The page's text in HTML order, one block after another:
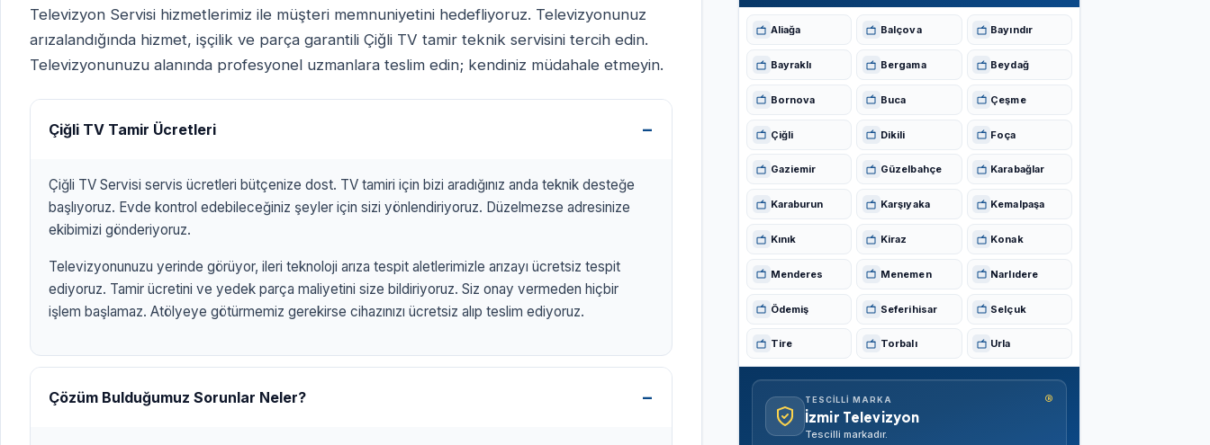
ANASAYFA/BÖLGELERİMİZ/ ÇİĞLİ TV SERVİSİ
ÇİĞLİ TV
SERVİSİ
Televizyon Servisi hizmetlerimiz ile müşteri memnuniyetini hedefliyoruz. Televizyonunuz
arızalandığında hizmet, işçilik ve parça garantili Çiğli TV tamir teknik servisini tercih edin.
Televizyonunuzu alanında profesyonel uzmanlara teslim edin; kendiniz müdahale etmeyin.
Çiğli TV Tamir Ücretleri
Çiğli TV Servisi servis ücretleri bütçenize dost. TV tamiri için bizi aradığınız anda teknik desteğe
başlıyoruz. Evde kontrol edebileceğiniz şeyler için sizi yönlendiriyoruz. Düzelmezse adresinize
ekibimizi gönderiyoruz.
Televizyonunuzu yerinde görüyor, ileri teknoloji arıza tespit aletlerimizle arızayı ücretsiz tespit
ediyoruz. Tamir ücretini ve yedek parça maliyetini size bildiriyoruz. Siz onay vermeden hiçbir
işlem başlamaz. Atölyeye götürmemiz gerekirse cihazınızı ücretsiz alıp teslim ediyoruz.
Çözüm Bulduğumuz Sorunlar Neler?
Aliağa Balçova Bayındır
Bayraklı Bergama Beydağ
Bornova Buca Çeşme
Çiğli Dikili Foça
Gaziemir Güzelbahçe Karabağlar
Karaburun Karşıyaka Kemalpaşa
Kınık Kiraz Konak
Menderes Menemen Narlıdere
Ödemiş Seferihisar Selçuk
Tire Torbalı Urla
TESCILLI MARKA
İzmir Televizyon
Tescilli markadır.
®